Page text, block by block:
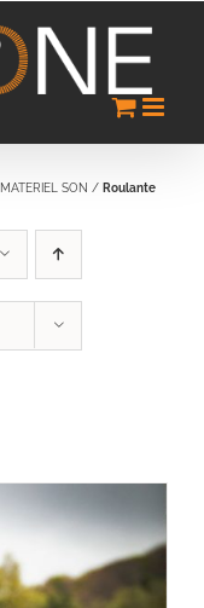
MATERIEL SON / Roulante